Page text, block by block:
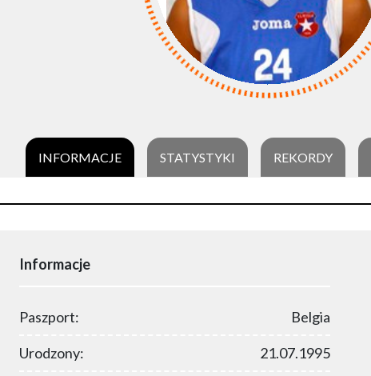
INFORMACJE STATYSTYKI REKORDY
Informacje
Paszport: Belgia
Urodzony: 21.07.1995